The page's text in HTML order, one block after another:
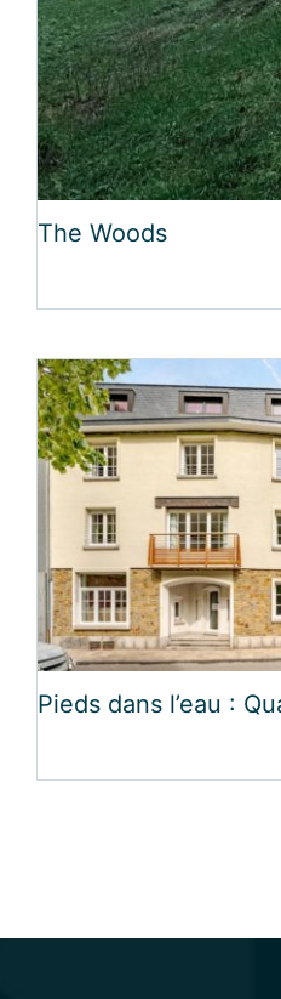
The Woods
Pieds dans l’eau :